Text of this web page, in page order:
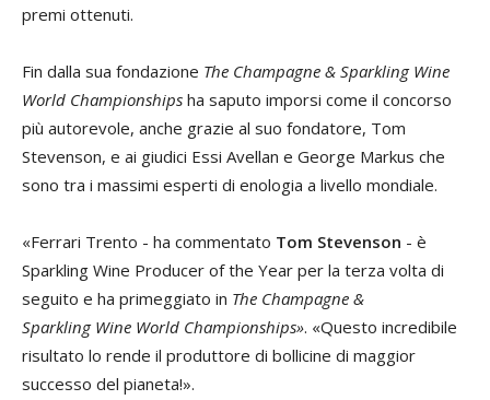
premi ottenuti.
Fin dalla sua fondazione The Champagne & Sparkling Wine
World Championships ha saputo imporsi come il concorso
più autorevole, anche grazie al suo fondatore, Tom
Stevenson, e ai giudici Essi Avellan e George Markus che
sono tra i massimi esperti di enologia a livello mondiale.
«Ferrari Trento - ha commentato Tom Stevenson - è
Sparkling Wine Producer of the Year per la terza volta di
seguito e ha primeggiato in The Champagne &
Sparkling Wine World Championships». «Questo incredibile
risultato lo rende il produttore di bollicine di maggior
successo del pianeta!».